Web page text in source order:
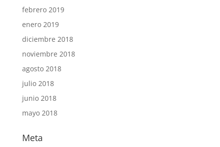
febrero 2019
enero 2019
diciembre 2018
noviembre 2018
agosto 2018
julio 2018
junio 2018
mayo 2018
Meta